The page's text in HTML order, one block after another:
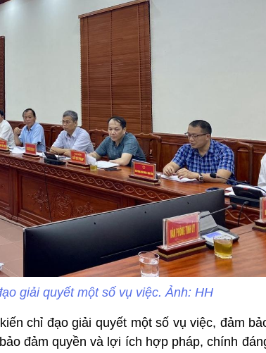
giải quyết một số vụ việc. Ảnh: HH
chỉ đạo giải quyết một số vụ việc, đảm
đảm quyền và lợi ích hợp pháp, chính